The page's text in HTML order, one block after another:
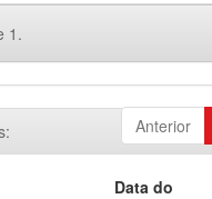
1.
Anterior
Data do